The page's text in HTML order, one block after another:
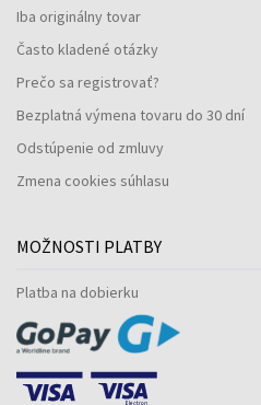
Iba originálny tovar
Často kladené otázky
Prečo sa registrovať?
Bezplatná výmena tovaru do 30 dní
Odstúpenie od zmluvy
Zmena cookies súhlasu
MOŽNOSTI PLATBY
Platba na dobierku